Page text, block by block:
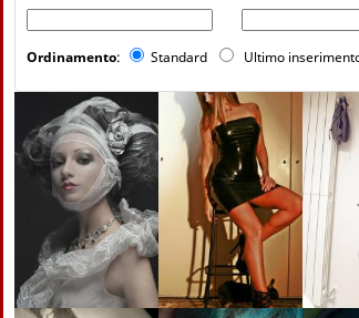
Ordinamento: Standard Ultimo